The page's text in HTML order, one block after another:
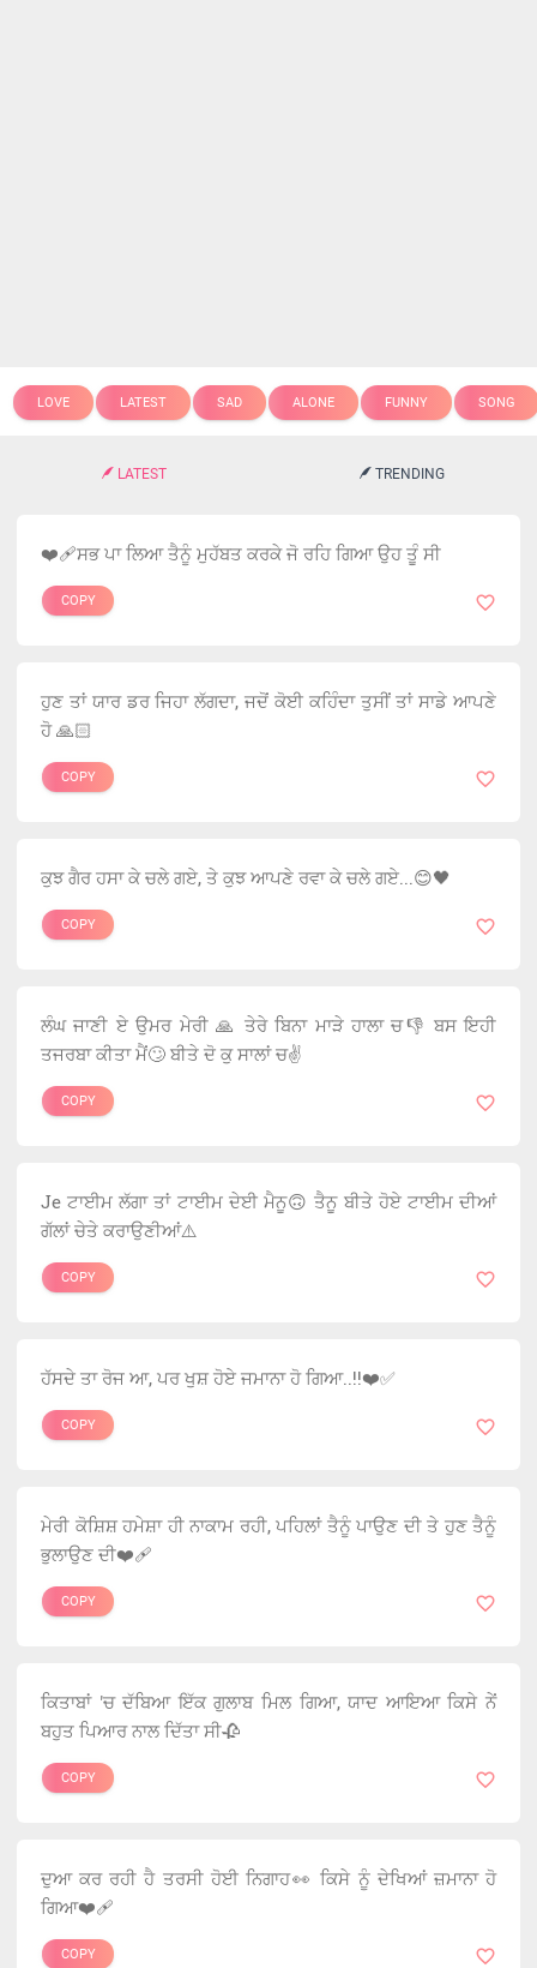
LOVE LATEST SAD ALONE FUNNY SONG
LATEST TRENDING
❤️‍🩹ਸਭ ਪਾ ਲਿਆ ਤੈਨੂੰ ਮੁਹੱਬਤ ਕਰਕੇ ਜੋ ਰਹਿ ਗਿਆ ਉਹ ਤੂੰ ਸੀ
COPY
ਹੁਣ ਤਾਂ ਯਾਰ ਡਰ ਜਿਹਾ ਲੱਗਦਾ, ਜਦੋਂ ਕੋਈ ਕਹਿੰਦਾ ਤੁਸੀਂ ਤਾਂ ਸਾਡੇ ਆਪਣੇ
ਹੋ 🙏🏻
COPY
ਕੁਝ ਗੈਰ ਹਸਾ ਕੇ ਚਲੇ ਗਏ, ਤੇ ਕੁਝ ਆਪਣੇ ਰਵਾ ਕੇ ਚਲੇ ਗਏ...😊🖤
COPY
ਲੰਘ ਜਾਣੀ ਏ ਉਮਰ ਮੇਰੀ 🙏 ਤੇਰੇ ਬਿਨਾ ਮਾੜੇ ਹਾਲਾ ਚ👎 ਬਸ ਇਹੀ
ਤਜਰਬਾ ਕੀਤਾ ਮੈਂ🙄 ਬੀਤੇ ਦੋ ਕੁ ਸਾਲਾਂ ਚ✌️
COPY
Je ਟਾਈਮ ਲੱਗਾ ਤਾਂ ਟਾਈਮ ਦੇਈ ਮੈਨੂ🙃 ਤੈਨੂ ਬੀਤੇ ਹੋਏ ਟਾਈਮ ਦੀਆਂ
ਗੱਲਾਂ ਚੇਤੇ ਕਰਾਉਣੀਆਂ⚠️
COPY
ਹੱਸਦੇ ਤਾ ਰੋਜ ਆ, ਪਰ ਖੁਸ਼ ਹੋਏ ਜਮਾਨਾ ਹੋ ਗਿਆ..!!❤️✅
COPY
ਮੇਰੀ ਕੋਸ਼ਿਸ਼ ਹਮੇਸ਼ਾ ਹੀ ਨਾਕਾਮ ਰਹੀ, ਪਹਿਲਾਂ ਤੈਨੂੰ ਪਾਉਣ ਦੀ ਤੇ ਹੁਣ ਤੈਨੂੰ
ਭੁਲਾਉਣ ਦੀ❤️‍🩹
COPY
ਕਿਤਾਬਾਂ 'ਚ ਦੱਬਿਆ ਇੱਕ ਗੁਲਾਬ ਮਿਲ ਗਿਆ, ਯਾਦ ਆਇਆ ਕਿਸੇ ਨੇਂ
ਬਹੁਤ ਪਿਆਰ ਨਾਲ ਦਿੱਤਾ ਸੀ🥀
COPY
ਦੁਆ ਕਰ ਰਹੀ ਹੈ ਤਰਸੀ ਹੋਈ ਨਿਗਾਹ👀 ਕਿਸੇ ਨੂੰ ਦੇਖਿਆਂ ਜ਼ਮਾਨਾ ਹੋ
ਗਿਆ❤️‍🩹
COPY